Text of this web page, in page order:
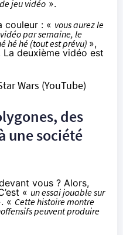
jeu vidéo ».
couleur : « vous aurez le
par semaine, le
hé hé (tout est prévu) »,
La deuxième vidéo est
Wars (YouTube)
des
une société
vous ? Alors,
« un essai jouable sur
« Cette histoire montre
peuvent produire